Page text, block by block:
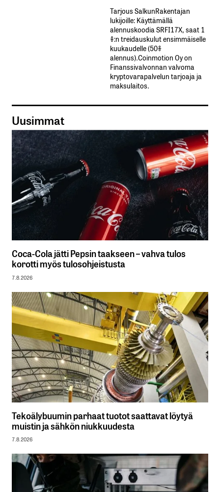
Tarjous SalkunRakentajan
lukijoille: Käyttämällä​ ​
alennuskoodia​ ​SRFI17X,​ ​saat​ ​1
%:n treidauskulut​ ​ensimmäiselle​ ​
kuukaudelle​ ​(50%​ ​
alennus).Coinmotion Oy on
Finanssivalvonnan valvoma
kryptovarapalvelun tarjoaja ja
maksulaitos.
Uusimmat
Coca-Cola jätti Pepsin taakseen – vahva tulos
korotti myös tulosohjeistusta
7.8.2026
Tekoälybuumin parhaat tuotot saattavat löytyä
muistin ja sähkön niukkuudesta
7.8.2026